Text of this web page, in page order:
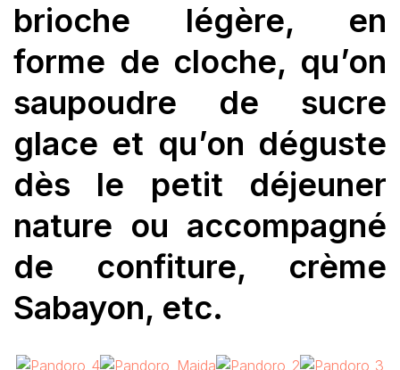
brioche légère, en
forme de cloche, qu’on
saupoudre de sucre
glace et qu’on déguste
dès le petit déjeuner
nature ou accompagné
de confiture, crème
Sabayon, etc.